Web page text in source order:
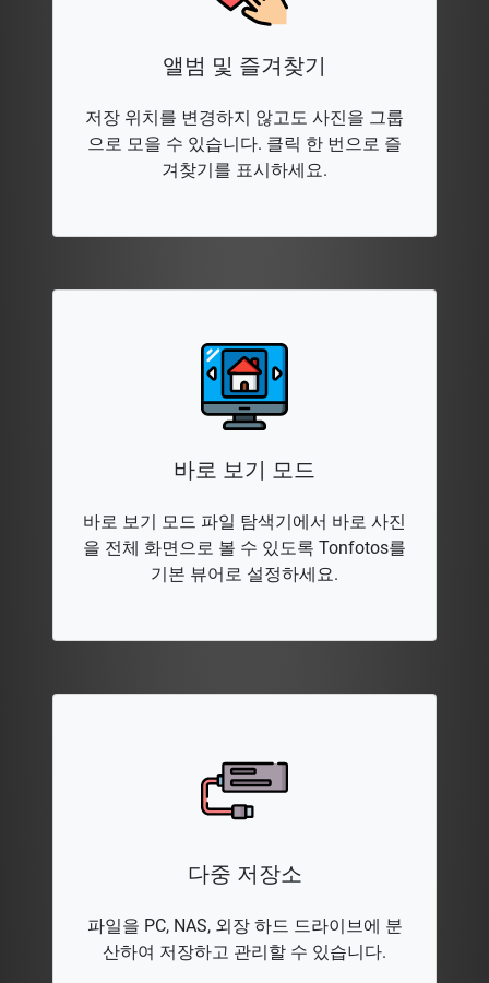
앨범 및 즐겨찾기
저장 위치를 변경하지 않고도 사진을 그룹
으로 모을 수 있습니다. 클릭 한 번으로 즐
겨찾기를 표시하세요.
바로 보기 모드
바로 보기 모드 파일 탐색기에서 바로 사진
을 전체 화면으로 볼 수 있도록 Tonfotos를
기본 뷰어로 설정하세요.
다중 저장소
파일을 PC, NAS, 외장 하드 드라이브에 분
산하여 저장하고 관리할 수 있습니다.